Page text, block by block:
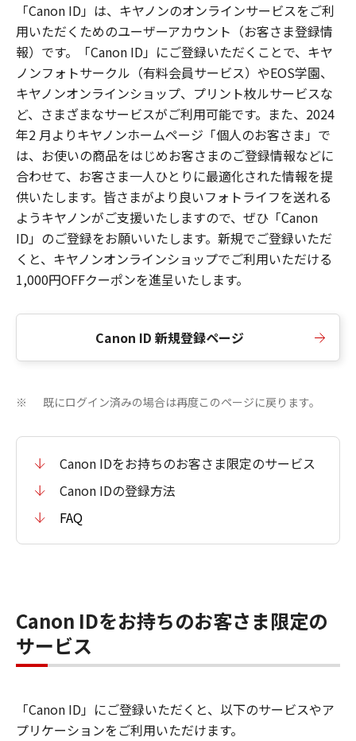
「Canon ID」は、キヤノンのオンラインサービスをご利
用いただくためのユーザーアカウント（お客さま登録情
報）です。「Canon ID」にご登録いただくことで、キヤ
ノンフォトサークル（有料会員サービス）やEOS学園、
キヤノンオンラインショップ、プリント枚ルサービスな
ど、さまざまなサービスがご利用可能です。また、2024
年2 月よりキヤノンホームページ「個人のお客さま」で
は、お使いの商品をはじめお客さまのご登録情報などに
合わせて、お客さま一人ひとりに最適化された情報を提
供いたします。皆さまがより良いフォトライフを送れる
ようキヤノンがご支援いたしますので、ぜひ「Canon
ID」のご登録をお願いいたします。新規でご登録いただ
くと、キヤノンオンラインショップでご利用いただける
1,000円OFFクーポンを進呈いたします。
Canon ID 新規登録ページ
※ 既にログイン済みの場合は再度このページに戻ります。
Canon IDをお持ちのお客さま限定のサービス
Canon IDの登録方法
FAQ
Canon IDをお持ちのお客さま限定の
サービス
「Canon ID」にご登録いただくと、以下のサービスやア
プリケーションをご利用いただけます。